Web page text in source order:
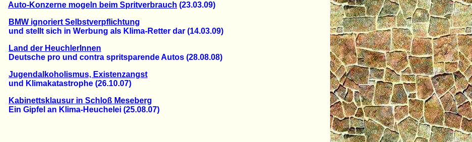
Auto-Konzerne mogeln beim Spritverbrauch (23.03.09)
BMW ignoriert Selbstverpflichtung
und stellt sich in Werbung als Klima-Retter dar (14.03.09)
Land der HeuchlerInnen
Deutsche pro und contra spritsparende Autos (28.08.08)
Jugendalkoholismus, Existenzangst
und Klimakatastrophe (26.10.07)
Kabinettsklausur in Schloß Meseberg
Ein Gipfel an Klima-Heuchelei (25.08.07)